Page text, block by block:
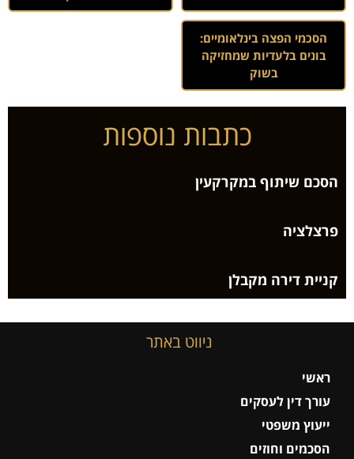
הסכמי הפצה בינלאומיים:
בונים בלעדיות שמחזיקה
בשוק
כתבות נוספות
הסכם שיתוף במקרקעין
פרצלציה
קניית דירה מקבלן
ניווט באתר
ראשי
עורך דין לעסקים
ייעוץ משפטי
הסכמים וחוזים